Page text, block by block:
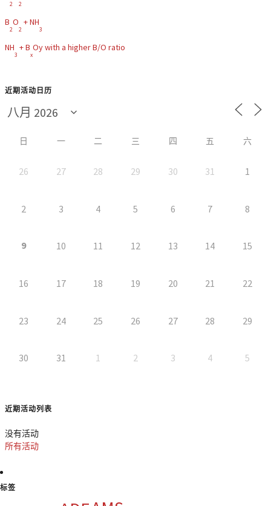
2 2
B
2
O
2
+ NH
3
NH
3
+ B
x
Oy with a higher B/O ratio
近期活动日历
日 一 二 三 四 五 六
26 27 28 29 30 31 1
2 3 4 5 6 7 8
9 10 11 12 13 14 15
16 17 18 19 20 21 22
23 24 25 26 27 28 29
30 31 1 2 3 4 5
近期活动列表
没有活动
所有活动
标签